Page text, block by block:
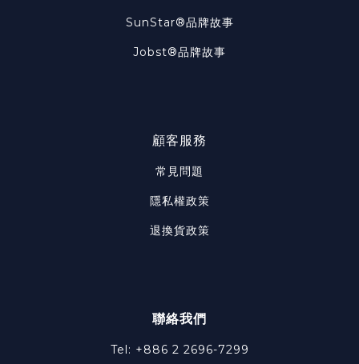
SunStar®品牌故事
Jobst®品牌故事
顧客服務
常見問題
隱私權政策
退換貨政策
聯絡我們
Tel: +886 2 2696-7299